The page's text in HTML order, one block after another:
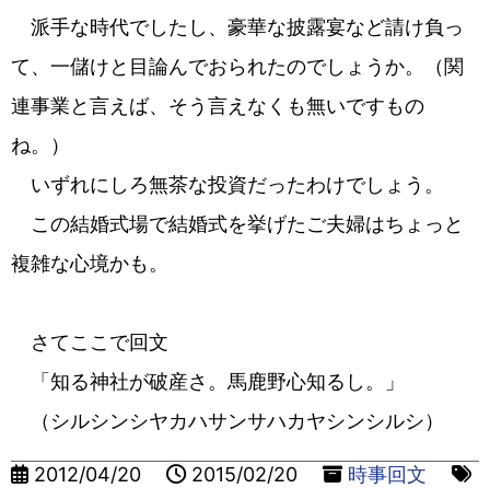
派手な時代でしたし、豪華な披露宴など請け負っ
て、一儲けと目論んでおられたのでしょうか。（関
連事業と言えば、そう言えなくも無いですもの
ね。）
いずれにしろ無茶な投資だったわけでしょう。
この結婚式場で結婚式を挙げたご夫婦はちょっと
複雑な心境かも。
さてここで回文
「知る神社が破産さ。馬鹿野心知るし。」
（シルシンシヤカハサンサハカヤシンシルシ）
2012/04/20 2015/02/20 時事回文